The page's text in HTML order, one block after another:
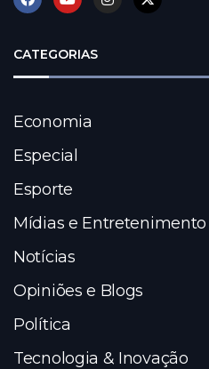
CATEGORIAS
Economia
Especial
Esporte
Mídias e Entretenimento
Notícias
Opiniões e Blogs
Política
Tecnologia & Inovação